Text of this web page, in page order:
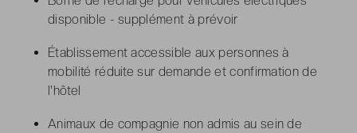
disponible - supplément à prévoir
Établissement accessible aux personnes à
mobilité réduite sur demande et confirmation de
l'hôtel
Animaux de compagnie non admis au sein de